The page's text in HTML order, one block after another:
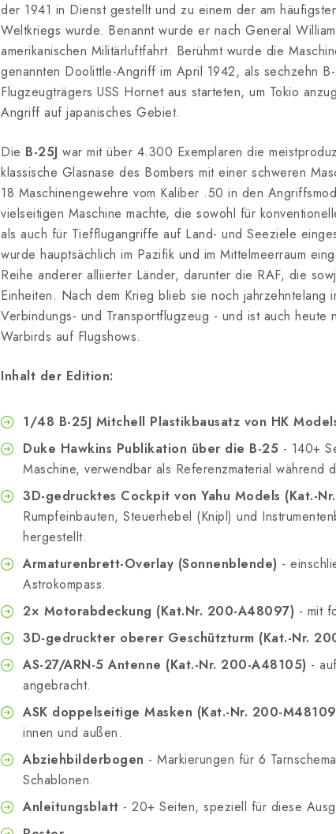
der 1941 in Dienst gestellt und zu einem der am
Weltkriegs wurde. Benannt wurde er nach General
amerikanischen Militärluftfahrt. Berühmt wurde die
genannten Doolittle-Angriff im April 1942, als sechzehn
Flugzeugträgers USS Hornet aus starteten, um Tokio
Angriff auf japanisches Gebiet.
Die B-25J war mit über 4.300 Exemplaren die
klassische Glasnase des Bombers mit einer schweren
18 Maschinengewehre vom Kaliber .50 in den
vielseitigen Maschine machte, die sowohl für
als auch für Tiefflugangriffe auf Land- und Seeziele
wurde hauptsächlich im Pazifik und im Mittelmeerraum
Reihe anderer alliierter Länder, darunter die RAF, die
Einheiten. Nach dem Krieg blieb sie noch jahrzehntelang
Verbindungs- und Transportflugzeug - und ist auch heute
Warbirds auf Flugshows.
Inhalt der Edition:
1/48 B-25J Mitchell Plastikbausatz von HK
Duke Hawkins Publikation über die B-25 - 140+
Maschine, verwendbar als Referenzmaterial während
3D-gedrucktes Cockpit von Yahu Models (Kat.-
Rumpfeinbauten, Steuerhebel (Knipl) und
hergestellt.
Armaturenbrett-Overlay (Sonnenblende) -
Astrokompass.
2× Motorabdeckung (Kat.Nr. 200-A48097) - mit
3D-gedruckter oberer Geschützturm (Kat.-Nr.
AS-27/ARN-5 Antenne (Kat.-Nr. 200-A48105) -
angebracht.
ASK doppelseitige Masken (Kat.-Nr. 200-
innen und außen.
Abziehbilderbogen - Markierungen für 6
Schablonen.
Anleitungsblatt - 20+ Seiten, speziell für diese